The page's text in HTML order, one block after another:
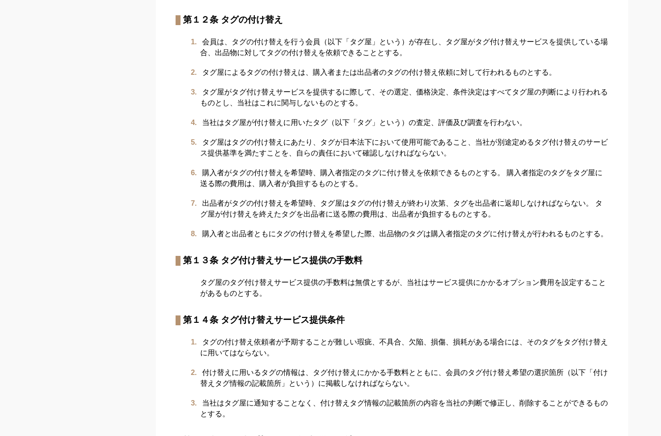
第１２条 タグの付け替え
会員は、タグの付け替えを行う会員（以下「タグ屋」という）が存在し、タグ屋がタグ付け替えサービスを提供している場
合、出品物に対してタグの付け替えを依頼できることとする。
タグ屋によるタグの付け替えは、購入者または出品者のタグの付け替え依頼に対して行われるものとする。
タグ屋がタグ付け替えサービスを提供するに際して、その選定、価格決定、条件決定はすべてタグ屋の判断により行われる
ものとし、当社はこれに関与しないものとする。
当社はタグ屋が付け替えに用いたタグ（以下「タグ」という）の査定、評価及び調査を行わない。
タグ屋はタグの付け替えにあたり、タグが日本法下において使用可能であること、当社が別途定めるタグ付け替えのサービ
ス提供基準を満たすことを、自らの責任において確認しなければならない。
購入者がタグの付け替えを希望時、購入者指定のタグに付け替えを依頼できるものとする。 購入者指定のタグをタグ屋に
送る際の費用は、購入者が負担するものとする。
出品者がタグの付け替えを希望時、タグ屋はタグの付け替えが終わり次第、タグを出品者に返却しなければならない。 タ
グ屋が付け替えを終えたタグを出品者に送る際の費用は、出品者が負担するものとする。
購入者と出品者ともにタグの付け替えを希望した際、出品物のタグは購入者指定のタグに付け替えが行われるものとする。
第１３条 タグ付け替えサービス提供の手数料
タグ屋のタグ付け替えサービス提供の手数料は無償とするが、当社はサービス提供にかかるオプション費用を設定すること
があるものとする。
第１４条 タグ付け替えサービス提供条件
タグの付け替え依頼者が予期することが難しい瑕疵、不具合、欠陥、損傷、損耗がある場合には、そのタグをタグ付け替え
に用いてはならない。
付け替えに用いるタグの情報は、タグ付け替えにかかる手数料とともに、会員のタグ付け替え希望の選択箇所（以下「付け
替えタグ情報の記載箇所」という）に掲載しなければならない。
当社はタグ屋に通知することなく、付け替えタグ情報の記載箇所の内容を当社の判断で修正し、削除することができるもの
とする。